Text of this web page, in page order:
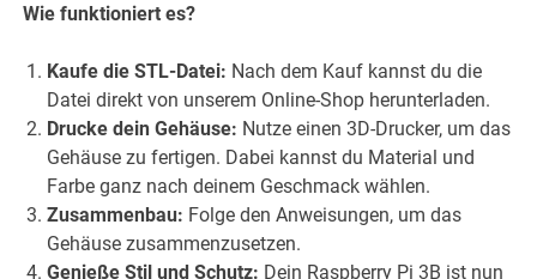
Wie funktioniert es?
Kaufe die STL-Datei: Nach dem Kauf kannst du die
Datei direkt von unserem Online-Shop herunterladen.
Drucke dein Gehäuse: Nutze einen 3D-Drucker, um das
Gehäuse zu fertigen. Dabei kannst du Material und
Farbe ganz nach deinem Geschmack wählen.
Zusammenbau: Folge den Anweisungen, um das
Gehäuse zusammenzusetzen.
Genieße Stil und Schutz: Dein Raspberry Pi 3B ist nun